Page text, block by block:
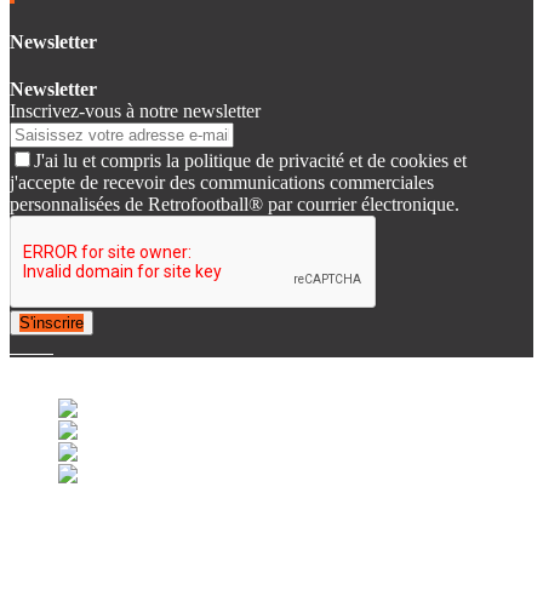
Newsletter
Newsletter
Inscrivez-vous à notre newsletter
J'ai lu et compris la politique de privacité et de cookies et
j'accepte de recevoir des communications commerciales
personnalisées de Retrofootball® par courrier électronique.
S'inscrire